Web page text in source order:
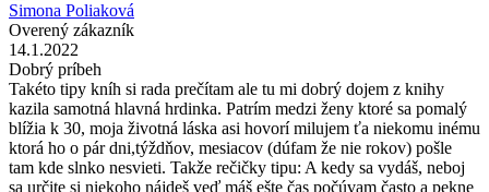
Simona Poliaková
Overený zákazník
14.1.2022
Dobrý príbeh
Takéto tipy kníh si rada prečítam ale tu mi dobrý dojem z knihy
kazila samotná hlavná hrdinka. Patrím medzi ženy ktoré sa pomalý
blížia k 30, moja životná láska asi hovorí milujem ťa niekomu inému
ktorá ho o pár dni,týždňov, mesiacov (dúfam že nie rokov) pošle
tam kde slnko nesvieti. Takže rečičky tipu: A kedy sa vydáš, neboj
sa určite si niekoho nájdeš veď máš ešte čas počúvam často a pekne